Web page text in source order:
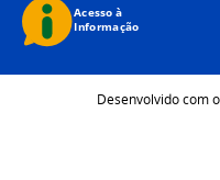
Desenvolvido com